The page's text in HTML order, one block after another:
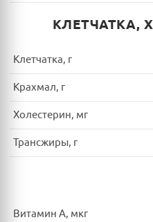
КЛЕТЧАТКА,
Клетчатка, г
Крахмал, г
Холестерин, мг
Трансжиры, г
Витамин A, мкг